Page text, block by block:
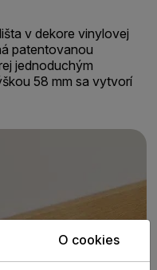
v dekore vinylovej
patentovanou
jednoduchým
58 mm sa vytvorí
O cookies